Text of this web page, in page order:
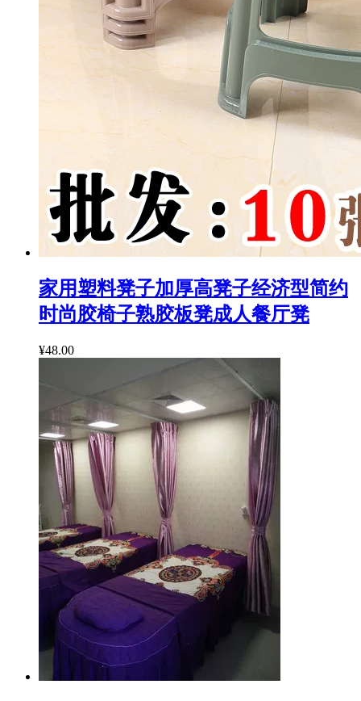
家用塑料凳子加厚高凳子经济型简约
时尚胶椅子熟胶板凳成人餐厅凳
¥48.00